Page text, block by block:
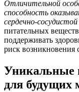
Отличительной
способность
сердечно-
питательных
поддерживать
риск возникновения
Уникальные
для будущих